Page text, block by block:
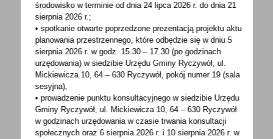
Jak uzyskać jednorazowe świadczenie
pieniężne dla obywateli Ukrainy?
Jak uzyskać jednorazowe świadczenie
pieniężne dla obywateli Ukrainy? Як отримати
одноразову...
środowisko w terminie od dnia 24 lipca 2026 r. do dnia 21
sierpnia 2026 r.;
• spotkanie otwarte poprzedzone prezentacją projektu aktu
planowania przestrzennego, które odbędzie się w dniu 5
sierpnia 2026 r.w godz. 15.30 – 17.30 (po godzinach
urzędowania) w siedzibie Urzędu Gminy Ryczywół, ul.
Mickiewicza 10, 64 – 630 Ryczywół, pokójnumer 19 (sala
sesyjna),
• prowadzenie punktu konsultacyjnego w siedzibie Urzędu
Gminy Ryczywół, ul. Mickiewicza 10, 64 – 630 Ryczywół
w godzinachurzędowania w czasie trwania konsultacji
społecznych oraz 6 sierpnia 2026 r. i 10 sierpnia 2026 r. w